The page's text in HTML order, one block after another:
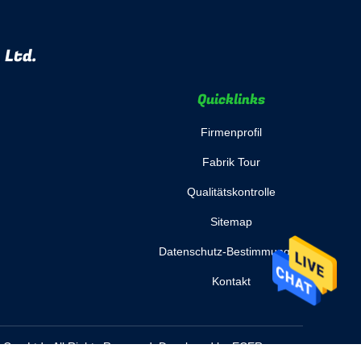
Ltd.
Quicklinks
Firmenprofil
Fabrik Tour
Qualitätskontrolle
Sitemap
Datenschutz-Bestimmungen
Kontakt
Ltd.. All Rights Reserved. Developed byECER